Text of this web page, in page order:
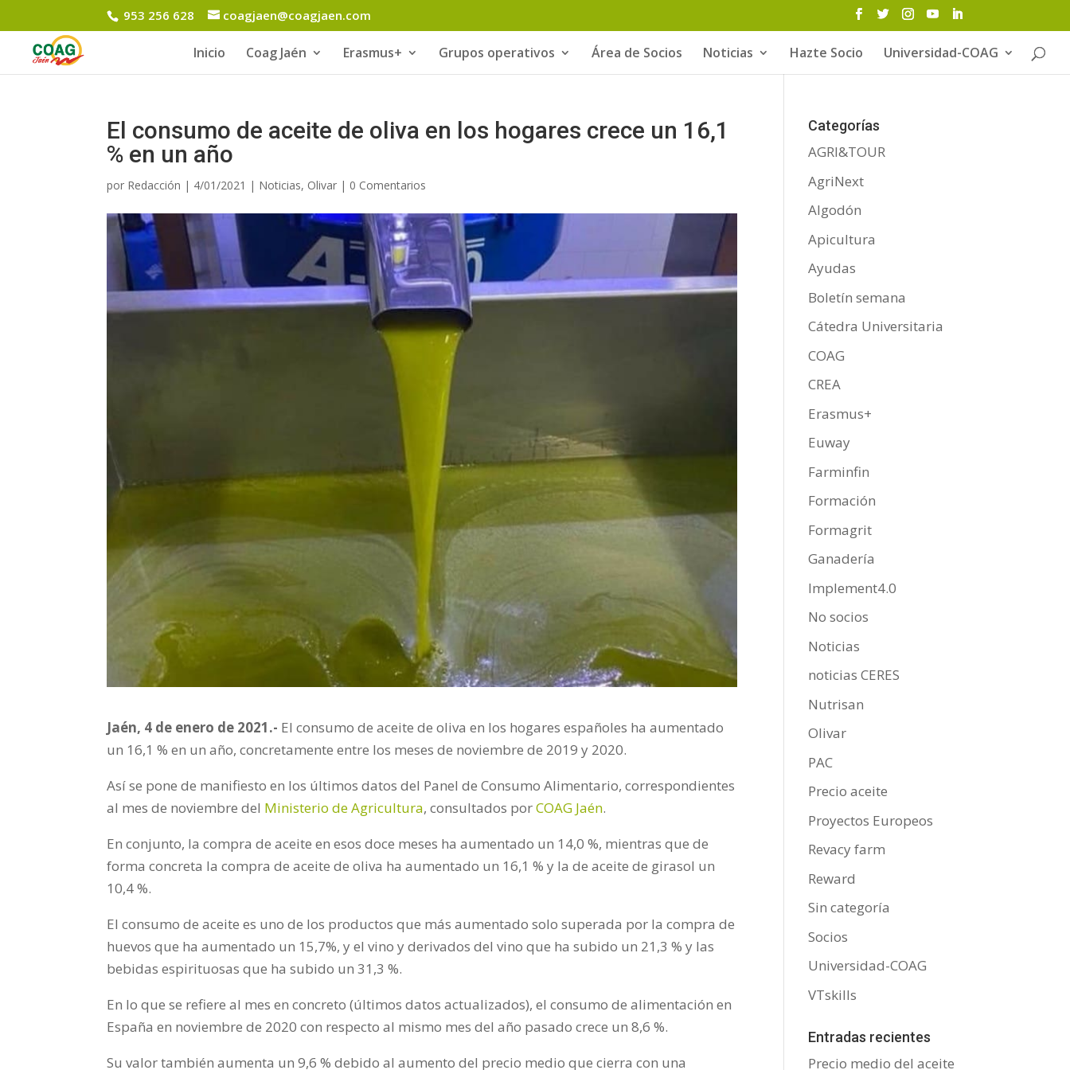
953 256 628 coagjaen@coagjaen.com
Inicio Coag Jaén Erasmus+ Grupos operativos Área de Socios Noticias Hazte Socio Universidad-COAG
El consumo de aceite de oliva en los hogares crece un 16,1
% en un año
por Redacción | 4/01/2021 | Noticias, Olivar | 0 Comentarios
Jaén, 4 de enero de 2021.- El consumo de aceite de oliva en los hogares españoles ha aumentado
un 16,1 % en un año, concretamente entre los meses de noviembre de 2019 y 2020.
Así se pone de manifiesto en los últimos datos del Panel de Consumo Alimentario, correspondientes
al mes de noviembre del Ministerio de Agricultura, consultados porCOAG Jaén.
En conjunto, la compra de aceite en esos doce meses ha aumentado un 14,0 %, mientras que de
forma concreta la compra de aceite de oliva ha aumentado un 16,1 % y la de aceite de girasol un
10,4 %.
El consumo de aceite es uno de los productos que más aumentado solo superada por la compra de
huevos que ha aumentado un 15,7%, y el vino y derivados del vino que ha subido un 21,3 % y las
bebidas espirituosas que ha subido un 31,3 %.
En lo que se refiere al mes en concreto (últimos datos actualizados), el consumo de alimentación en
España en noviembre de 2020 con respecto al mismo mes del año pasado crece un 8,6 %.
Su valor también aumenta un 9,6 % debido al aumento del precio medio que cierra con una
Categorías
AGRI&TOUR
AgriNext
Algodón
Apicultura
Ayudas
Boletín semana
Cátedra Universitaria
COAG
CREA
Erasmus+
Euway
Farminfin
Formación
Formagrit
Ganadería
Implement4.0
No socios
Noticias
noticias CERES
Nutrisan
Olivar
PAC
Precio aceite
Proyectos Europeos
Revacy farm
Reward
Sin categoría
Socios
Universidad-COAG
VTskills
Entradas recientes
Precio medio del aceite